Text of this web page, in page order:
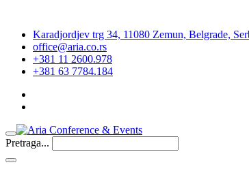
Karadjordjev trg 34, 11080 Zemun, Belgrade,
office@aria.co.rs
+381 11 2600.978
+381 63 7784.184
Pretraga...